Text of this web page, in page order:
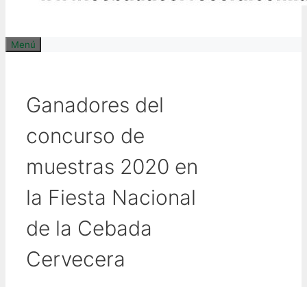
Menú
Ganadores del
concurso de
muestras 2020 en
la Fiesta Nacional
de la Cebada
Cervecera